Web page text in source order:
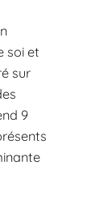
soi et
sur
9